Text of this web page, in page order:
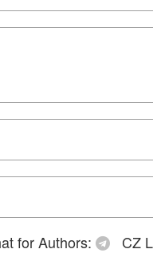
for Authors: CZ